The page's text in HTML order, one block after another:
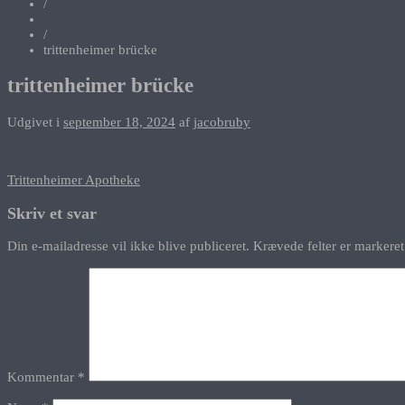
/
/
trittenheimer brücke
trittenheimer brücke
Udgivet i september 18, 2024 af jacobruby
Indlægsnavigation
Trittenheimer Apotheke
Skriv et svar
Din e-mailadresse vil ikke blive publiceret. Krævede felter er
Kommentar *